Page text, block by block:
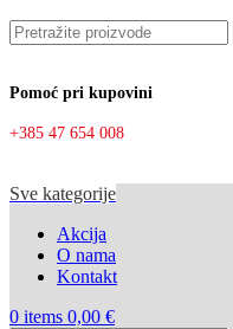
Pomoć pri kupovini
+385 47 654 008
Sve kategorije
Akcija
O nama
Kontakt
0 items 0,00 €